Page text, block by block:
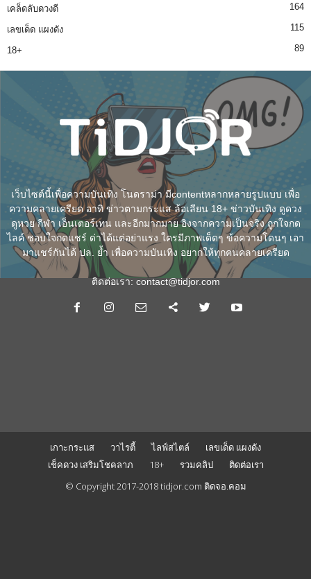
เคล็ดลับดวงดี 164
เลขเด็ด แผงดัง 115
18+ 89
เว็บไซต์นี้เพื่อความบันเทิง โนดราม่า มีcontentหลากหลายรูปแบบ เพื่อ
ความคลายเครียด อาทิ ข่าวตามกระแส ล้อเลียน 18+ ข่าวบันเทิง ดูดวง
ดูหวย กีฬา เอ็นเตอร์เทน และอีกมากมาย อิงจากความเป็นจริง ถูกใจกด
ไลค์ ชอบใจกดแชร์ ด่าได้แต่อย่าแรง ใครมีภาพเด็ดๆ ข้อความโดนๆ เอา
มาแชร์กันได้ ปล. ย้ำ เพื่อความบันเทิง อยากให้ทุกคนคลายเครียด
ติดต่อเรา: contact@tidjor.com
เกาะกระแส วาไรตี้ ไลฟ์สไตล์
เลขเด็ด แผงดัง
เช็คดวง เสริมโชคลาภ
18+ รวมคลิป
ติดต่อเรา
© Copyright 2017-2018 tidjor.com ติดจอ.คอม